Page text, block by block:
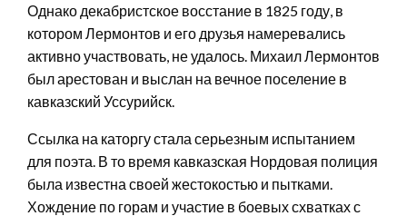
Однако декабристское восстание в 1825 году, в
котором Лермонтов и его друзья намеревались
активно участвовать, не удалось. Михаил Лермонтов
был арестован и выслан на вечное поселение в
кавказский Уссурийск.
Ссылка на каторгу стала серьезным испытанием
для поэта. В то время кавказская Нордовая полиция
была известна своей жестокостью и пытками.
Хождение по горам и участие в боевых схватках с